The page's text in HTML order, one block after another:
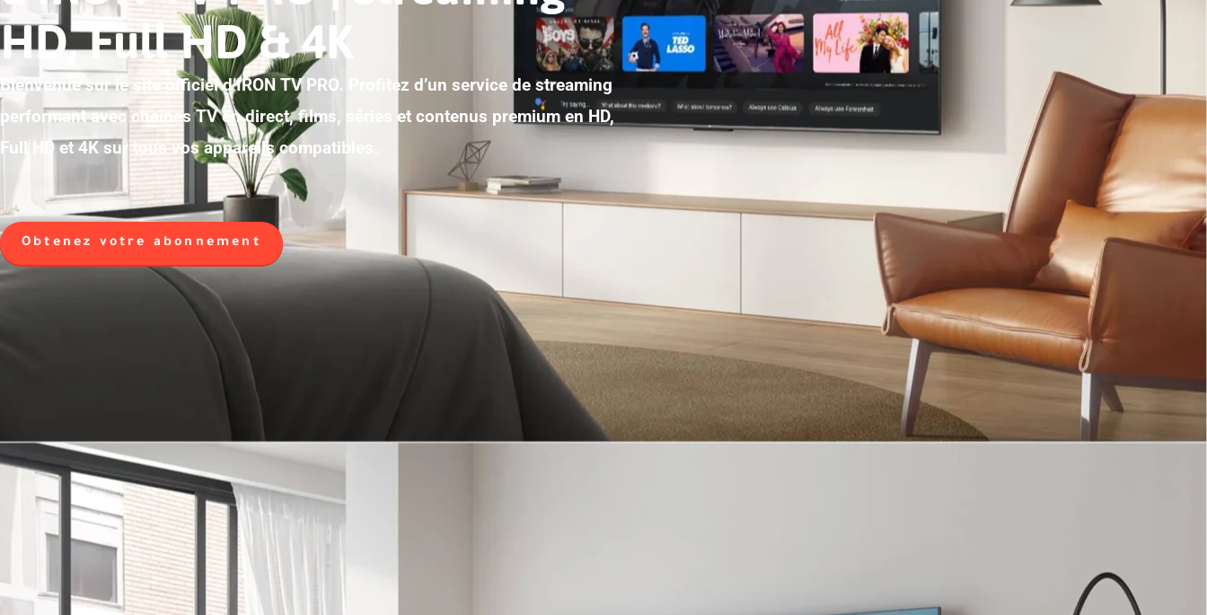
HD, Full HD & 4K
Bienvenue sur le site officiel d’IRON TV PRO. Profitez d’un service de streaming
performant avec chaînes TV en direct, films, séries et contenus premium en HD,
Full HD et 4K sur tous vos appareils compatibles.
Obtenez votre abonnement